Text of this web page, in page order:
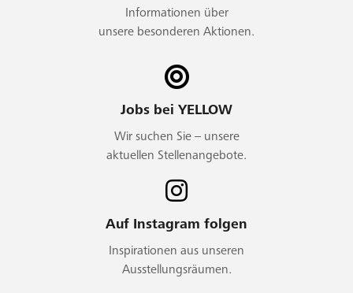
Informationen über
unsere besonderen Aktionen.
Jobs bei YELLOW
Wir suchen Sie – unsere
aktuellen Stellenangebote.
Auf Instagram folgen
Inspirationen aus unseren
Ausstellungsräumen.